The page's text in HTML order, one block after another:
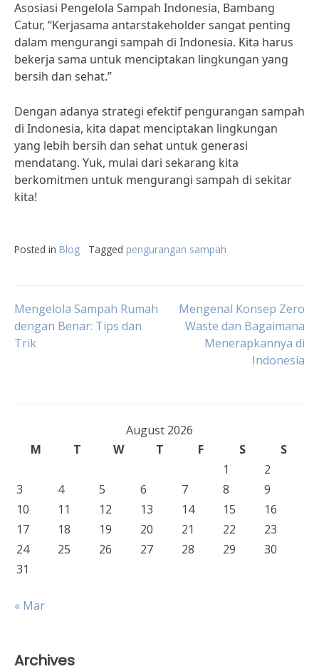
Asosiasi Pengelola Sampah Indonesia, Bambang
Catur, “Kerjasama antarstakeholder sangat penting
dalam mengurangi sampah di Indonesia. Kita harus
bekerja sama untuk menciptakan lingkungan yang
bersih dan sehat.”
Dengan adanya strategi efektif pengurangan sampah
di Indonesia, kita dapat menciptakan lingkungan
yang lebih bersih dan sehat untuk generasi
mendatang. Yuk, mulai dari sekarang kita
berkomitmen untuk mengurangi sampah di sekitar
kita!
Posted in Blog Tagged pengurangan sampah
Post
navigation
Mengelola Sampah Rumah
dengan Benar: Tips dan
Trik
Mengenal Konsep Zero
Waste dan Bagaimana
Menerapkannya di
Indonesia
August 2026
M
T W T F S
S
1
2
3
4 5 6 7 8
9
10
11 12 13 14 15
16
17
18 19 20 21 22
23
24
25 26 27 28 29
30
31
« Mar
Archives